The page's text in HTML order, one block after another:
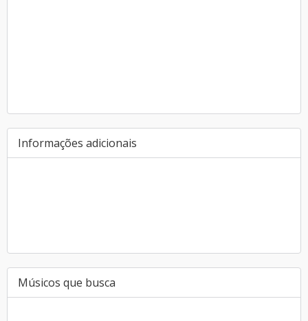
Informações adicionais
Músicos que busca